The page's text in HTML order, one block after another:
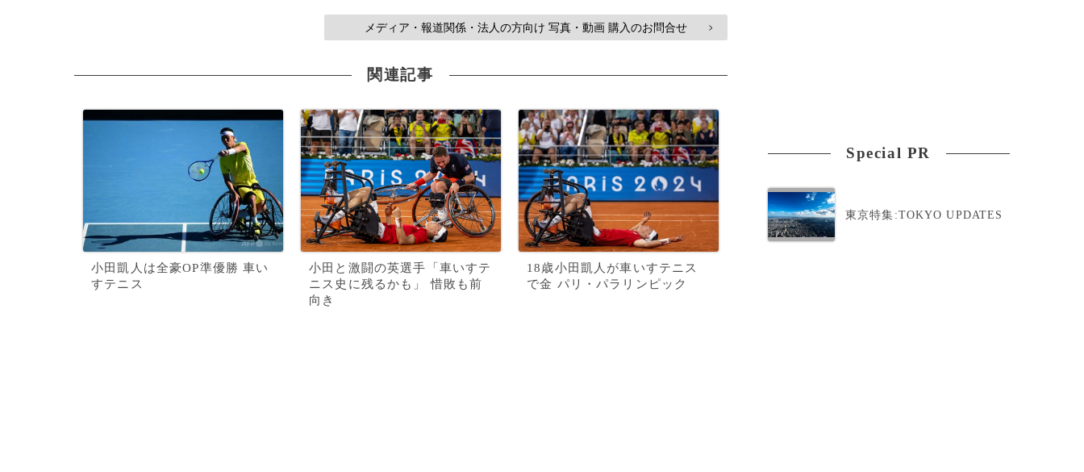
メディア・報道関係・法人の方向け 写真・動画 購入のお問合せ >
関連記事
小田凱人は全豪OP準優勝 車い
すテニス
小田と激闘の英選手「車いすテ
ニス史に残るかも」 惜敗も前
向き
18歳小田凱人が車いすテニス
で金 パリ・パラリンピック
Special PR
東京特集:TOKYO UPDATES